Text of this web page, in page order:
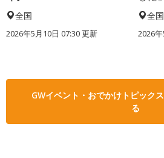
全国
2026年5月10日 07:30 更新
全国
2026
GWイベント・おでかけトピック
る